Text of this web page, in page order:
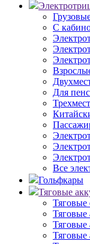
С
Для
Все
Гольфкары
Тяговые
Тяговые
Тяговые
Тяговые
Тяговые